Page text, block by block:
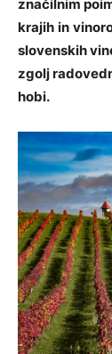
značilnim
krajih in
slovenskih
zgolj
hobi.